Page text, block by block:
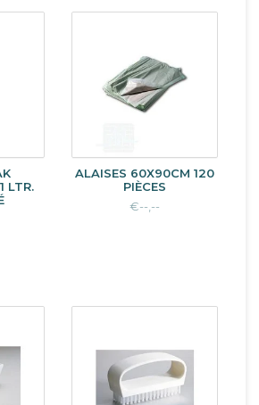
LTR.
ALAISES 60X90CM 120
PIÈCES
€--,--